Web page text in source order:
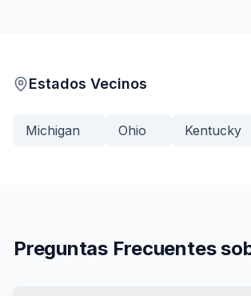
Estados Vecinos
Michigan Ohio Kentucky
Preguntas Frecuentes